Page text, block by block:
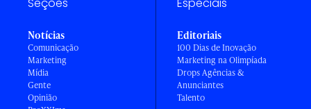
Notícias
Comunicação
Marketing
Mídia
Gente
Opinião
Editoriais
100 Dias de Inovação
Marketing na Olimpíada
Drops Agências &
Anunciantes
Talento